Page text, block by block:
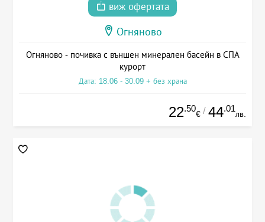
виж офертата
Огняново
Огняново - почивка с външен минерален басейн в СПА
курорт
Дата: 18.06 - 30.09 + без храна
22.50
€ / 44.01
лв.